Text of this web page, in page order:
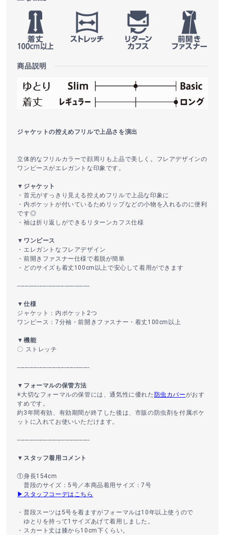
商品説明
ジャケットの控えめフリルで上品さを演出
立体的なフリルカラーで顔周りも上品で美しく。フレアデザインの
ワンピースがエレガントな印象です。
▼ジャケット
・首元がすっきり見える控えめフリルで上品な印象に
・内ポケットが付いているためリップなどの小物を入れるのに便利
です◎
・袖は折り返しができるリターンカフス仕様
▼ワンピース
・エレガントなフレアデザイン
・前開きファスナー仕様で着脱が簡単
・どのサイズも着丈100cm以上で安心して着用ができます
----------------------------------------
▼仕様
ジャケット：内ポケット2つ
ワンピース：7分袖・前開きファスナー・着丈100cm以上
▼機能
〇 ストレッチ
----------------------------------------
▼フォーマルの保管方法
※大切なフォーマルの保管には、通気性に優れた 防虫カバーがおす
すめです。
約3年間有効、有効期間が終了した後は、市販の防虫剤を付属ポケ
ットに入れてお使いいただけます。
----------------------------------------
▼スタッフ着用コメント
①身長154cm
普段のサイズ：5号／本商品着用サイズ：7号
▶スタッフコーデはこちら
・普段スーツは5号を着ますがフォーマルは10年以上使うので
ゆとりを持って1サイズあげて着用しました。
・スカート丈は膝から10cm下くらい。